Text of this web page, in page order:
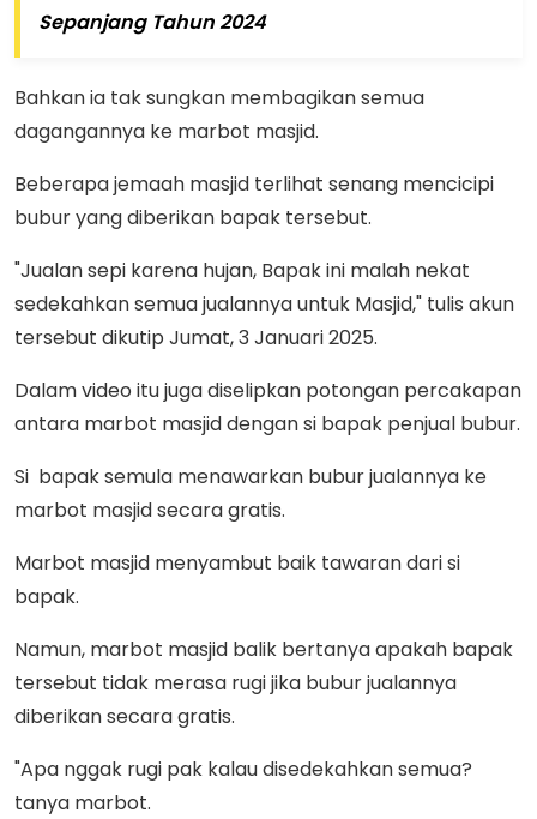
Sepanjang Tahun 2024
Bahkan ia tak sungkan membagikan semua
dagangannya ke marbot masjid.
Beberapa jemaah masjid terlihat senang mencicipi
bubur yang diberikan bapak tersebut.
"Jualan sepi karena hujan, Bapak ini malah nekat
sedekahkan semua jualannya untuk Masjid," tulis akun
tersebut dikutip Jumat, 3 Januari 2025.
Dalam video itu juga diselipkan potongan percakapan
antara marbot masjid dengan si bapak penjual bubur.
Si bapak semula menawarkan bubur jualannya ke
marbot masjid secara gratis.
Marbot masjid menyambut baik tawaran dari si
bapak.
Namun, marbot masjid balik bertanya apakah bapak
tersebut tidak merasa rugi jika bubur jualannya
diberikan secara gratis.
"Apa nggak rugi pak kalau disedekahkan semua?
tanya marbot.